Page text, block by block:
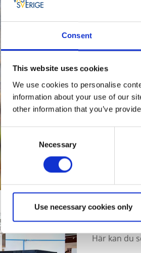
Consent
This website uses cookies
We use cookies to personalise
information about your use of our
other information that you’ve
Consent
Selection
Necessary
Use necessary cookies only
Här kan du